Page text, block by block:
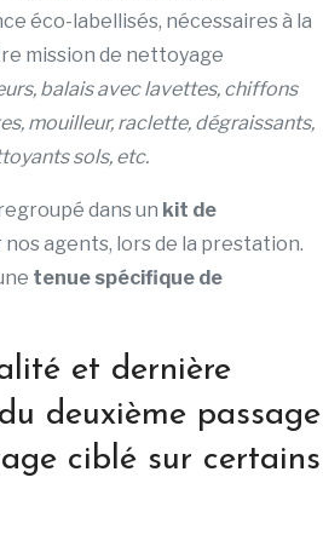
éco-labellisés, nécessaires à la
mission de nettoyage
balais avec lavettes, chiffons
mouilleur, raclette, dégraissants,
sols, etc.
dans un kit de
agents, lors de la prestation.
tenue spécifique de
et dernière
deuxième passage
ciblé sur certains